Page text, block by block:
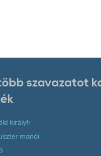
szavazatot
királyfi
manói